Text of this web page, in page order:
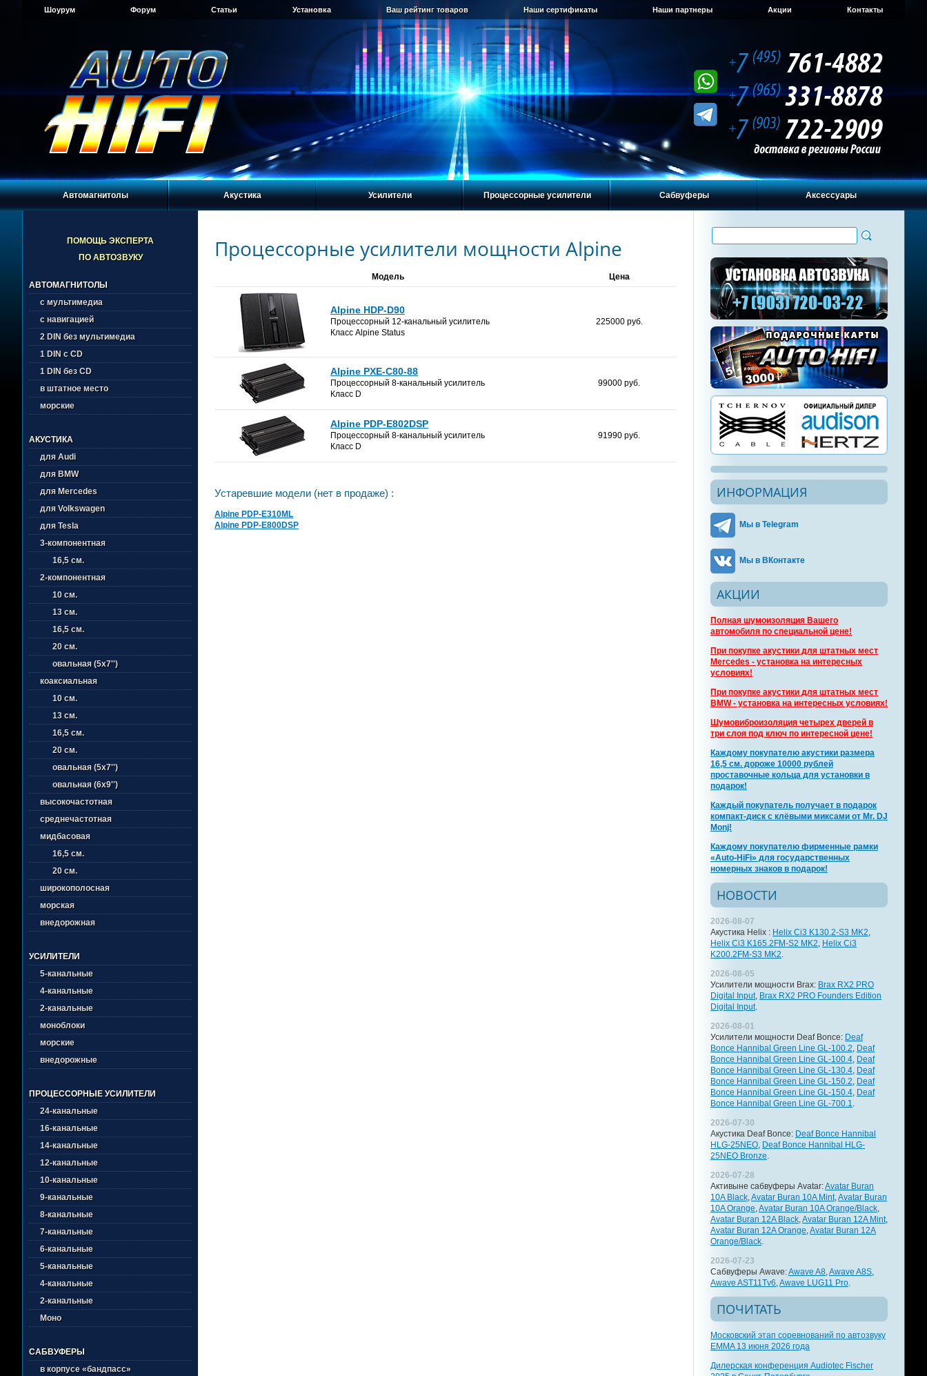
Шоурум Форум Статьи Установка Ваш рейтинг товаров Наши сертификаты Наши партнеры Акции Контакты
Автомагнитолы Акустика Усилители Процессорные усилители Сабвуферы Аксессуары
ПОМОЩЬ ЭКСПЕРТА
ПО АВТОЗВУКУ
АВТОМАГНИТОЛЫ
с мультимедиа
с навигацией
2 DIN без мультимедиа
1 DIN с CD
1 DIN без CD
в штатное место
морские
АКУСТИКА
для Audi
для BMW
для Mercedes
для Volkswagen
для Tesla
3-компонентная
16,5 см.
2-компонентная
10 см.
13 см.
16,5 см.
20 см.
овальная (5х7'')
коаксиальная
10 см.
13 см.
16,5 см.
20 см.
овальная (5х7'')
овальная (6х9'')
высокочастотная
среднечастотная
мидбасовая
16,5 см.
20 см.
широкополосная
морская
внедорожная
УСИЛИТЕЛИ
5-канальные
4-канальные
2-канальные
моноблоки
морские
внедорожные
ПРОЦЕССОРНЫЕ УСИЛИТЕЛИ
24-канальные
16-канальные
14-канальные
12-канальные
10-канальные
9-канальные
8-канальные
7-канальные
6-канальные
5-канальные
4-канальные
2-канальные
Моно
САБВУФЕРЫ
в корпусе «бандпасс»
Процессорные усилители мощности Alpine
Модель Цена
Alpine HDP-D90
Процессорный 12-канальный усилитель
Класс Alpine Status
225000 руб.
Alpine PXE-C80-88
Процессорный 8-канальный усилитель
Класс D
99000 руб.
Alpine PDP-E802DSP
Процессорный 8-канальный усилитель
Класс D
91990 руб.
Устаревшие модели (нет в продаже) :
Alpine PDP-E310ML
Alpine PDP-E800DSP
ИНФОРМАЦИЯ
Мы в Telegram
Мы в ВКонтакте
АКЦИИ
Полная шумоизоляция Вашего
автомобиля по специальной цене!
При покупке акустики для штатных мест
Mercedes - установка на интересных
условиях!
При покупке акустики для штатных мест
BMW - установка на интересных условиях!
Шумовиброизоляция четырех дверей в
три слоя под ключ по интересной цене!
Каждому покупателю акустики размера
16,5 см. дороже 10000 рублей
проставочные кольца для установки в
подарок!
Каждый покупатель получает в подарок
компакт-диск с клёвыми миксами от Mr. DJ
Monj!
Каждому покупателю фирменные рамки
«Auto-HiFi» для государственных
номерных знаков в подарок!
НОВОСТИ
2026-08-07
Акустика Helix : Helix Ci3 K130.2-S3 MK2,
Helix Ci3 K165.2FM-S2 MK2, Helix Ci3
K200.2FM-S3 MK2.
2026-08-05
Усилители мощности Brax: Brax RX2 PRO
Digital Input, Brax RX2 PRO Founders Edition
Digital Input.
2026-08-01
Усилители мощности Deaf Bonce: Deaf
Bonce Hannibal Green Line GL-100.2, Deaf
Bonce Hannibal Green Line GL-100.4, Deaf
Bonce Hannibal Green Line GL-130.4, Deaf
Bonce Hannibal Green Line GL-150.2, Deaf
Bonce Hannibal Green Line GL-150.4, Deaf
Bonce Hannibal Green Line GL-700.1.
2026-07-30
Акустика Deaf Bonce: Deaf Bonce Hannibal
HLG-25NEO, Deaf Bonce Hannibal HLG-
25NEO Bronze.
2026-07-28
Активыне сабвуферы Avatar:Avatar Buran
10A Black,Avatar Buran 10A Mint,Avatar Buran
10A Orange,Avatar Buran 10A Orange/Black,
Avatar Buran 12A Black,Avatar Buran 12A Mint,
Avatar Buran 12A Orange,Avatar Buran 12A
Orange/Black.
2026-07-23
Сабвуферы Awave:Awave A8,Awave A8S,
Awave AST11Tv6,Awave LUG11 Pro.
ПОЧИТАТЬ
Московский этап соревнований по автозвуку
EMMA 13 июня 2026 года
Дилерская конференция Audiotec Fischer